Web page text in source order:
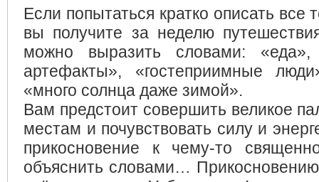
Если попытаться кратко описать все
вы получите за неделю
можно выразить словами: «еда»,
артефакты», «гостеприимные
«много солнца даже зимой».
Вам предстоит совершить великое
местам и почувствовать силу и
прикосновение к чему-то
объяснить словами…